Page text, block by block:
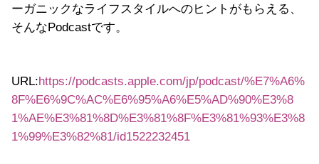
ーガニックなライフスタイルへのヒントがもらえる、
そんなPodcastです。
URL:https://podcasts.apple.com/jp/podcast/%E7%A6%
8F%E6%9C%AC%E6%95%A6%E5%AD%90%E3%8
1%AE%E3%81%8D%E3%81%8F%E3%81%93%E3%8
1%99%E3%82%81/id1522232451